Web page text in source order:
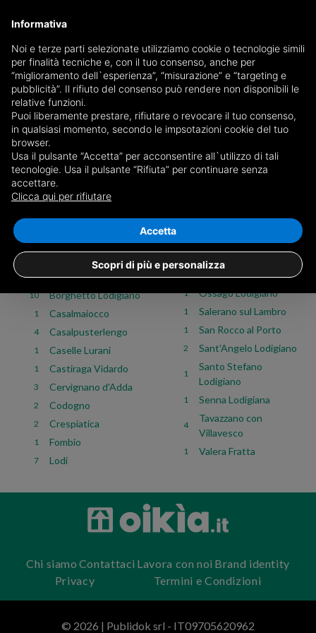
Case in vendita in Lodi
Scegli il comune ovedi tutti i 54 annunci di case in provincia
di Lodi
Vendita Affitto
Case Commerciali
Attici e mansarde Case indipendenti
Abbadia Cerreto
5 Boffalora d'Adda
10 Borghetto Lodigiano
1 Casalmaiocco
4 Casalpusterlengo
1 Caselle Lurani
1 Castiraga Vidardo
3 Cervignano d'Adda
2 Codogno
2 Crespiatica
1 Fombio
7 Lodi
1 Maleo
Mulazzano
1 Ossago Lodigiano
1 Salerano sul Lambro
1 San Rocco al Porto
2 Sant'Angelo Lodigiano
1
Santo Stefano
Lodigiano
1 Senna Lodigiana
4
Tavazzano con
Villavesco
1 Valera Fratta
Chi siamo Contattaci Lavora con noi Brand identity
Privacy
Termini e Condizioni
© 2026 | Publidok srl - IT09705620962
Informativa
Noi e terze parti selezionate utilizziamo cookie o tecnologie simili
per finalità tecniche e, con il tuo consenso, anche per
“miglioramento dell`esperienza”, “misurazione” e “targeting e
pubblicità”. Il rifiuto del consenso può rendere non disponibili le
relative funzioni.
Puoi liberamente prestare, rifiutare o revocare il tuo consenso,
in qualsiasi momento, secondo le impsotazioni cookie del tuo
browser.
Usa il pulsante “Accetta” per acconsentire all`utilizzo di tali
tecnologie. Usa il pulsante “Rifiuta” per continuare senza
accettare.
Clicca qui per rifiutare
Scopri di più e personalizza
Accetta